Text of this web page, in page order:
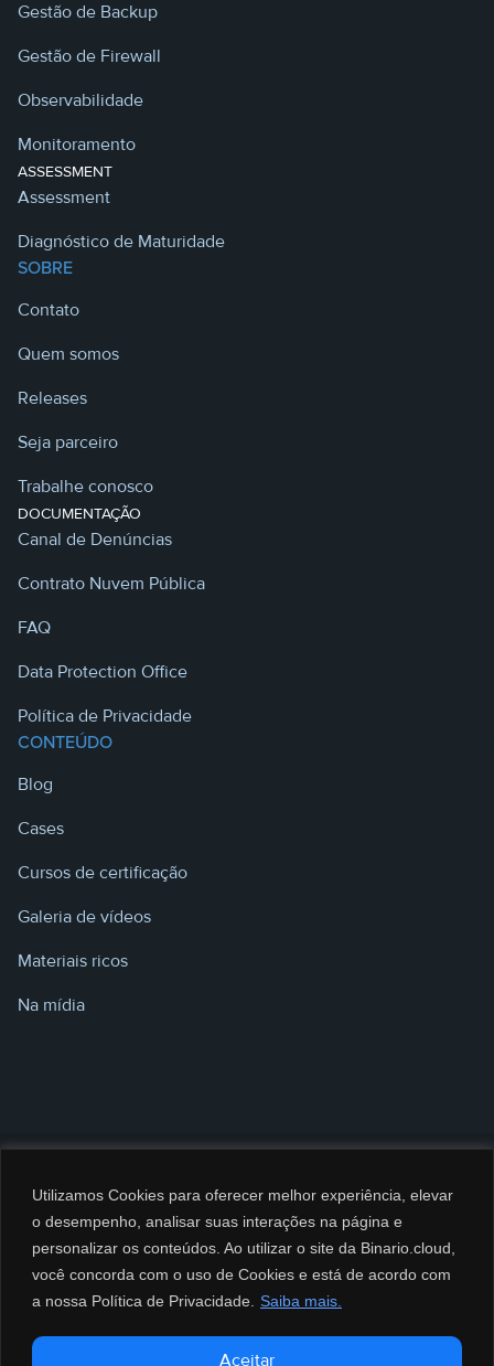
Utilizamos Cookies para oferecer melhor experiência, elevar
o desempenho, analisar suas interações na página e
personalizar os conteúdos. Ao utilizar o site da Binario.cloud,
você concorda com o uso de Cookies e está de acordo com
a nossa Política de Privacidade.
Saiba mais.
Aceitar
Gestão de Backup
Gestão de Firewall
Observabilidade
Monitoramento
ASSESSMENT
Assessment
Diagnóstico de Maturidade
SOBRE
Contato
Quem somos
Releases
Seja parceiro
Trabalhe conosco
DOCUMENTAÇÃO
Canal de Denúncias
Contrato Nuvem Pública
FAQ
Data Protection Office
Política de Privacidade
CONTEÚDO
Blog
Cases
Cursos de certificação
Galeria de vídeos
Materiais ricos
Na mídia
@2026 BINARIO CLOUD Serviços de Computação e Informática LTDA. CNPJ: